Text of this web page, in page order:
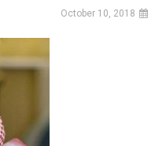
October 10, 2018